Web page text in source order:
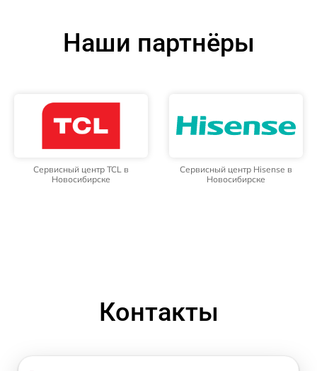
Наши партнёры
Сервисный центр TCL в
Новосибирске
Сервисный центр Hisense в
Новосибирске
Контакты